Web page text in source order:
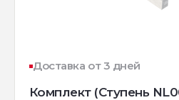
Доставка от 3 дней
Комплект (Ступень